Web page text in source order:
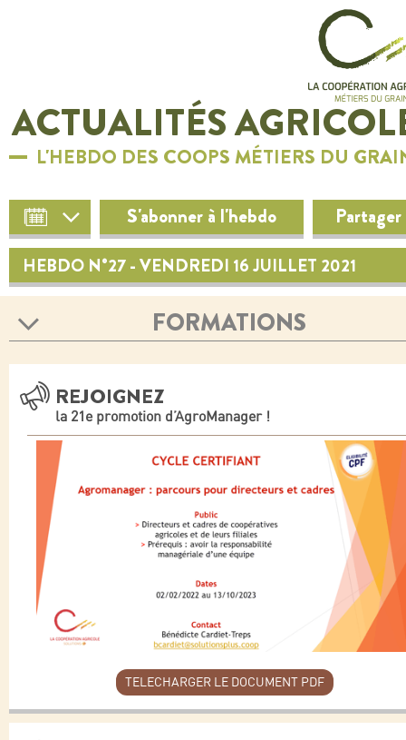
ACTUALITÉS
L'HEBDO DES COOPS MÉTIERS DU
S'abonner à l'hebdo Partager
HEBDO N°27 - VENDREDI 16 JUILLET 2021
FORMATIONS
REJOIGNEZ
la 21e promotion d’AgroManager !
TELECHARGER LE DOCUMENT PDF